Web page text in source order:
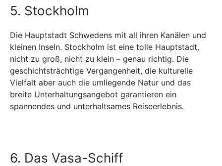
5. Stockholm
Die Hauptstadt Schwedens mit all ihren Kanälen und
kleinen Inseln. Stockholm ist eine tolle Hauptstadt,
nicht zu groß, nicht zu klein – genau richtig. Die
geschichtsträchtige Vergangenheit, die kulturelle
Vielfalt aber auch die umliegende Natur und das
breite Unterhaltungsangebot garantieren ein
spannendes und unterhaltsames Reiseerlebnis.
6. Das Vasa-Schiff